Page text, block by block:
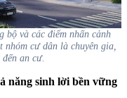
bộ và các điểm nhấn cảnh
cư dân là chuyên gia,
an cư.
năng sinh lời bền vững